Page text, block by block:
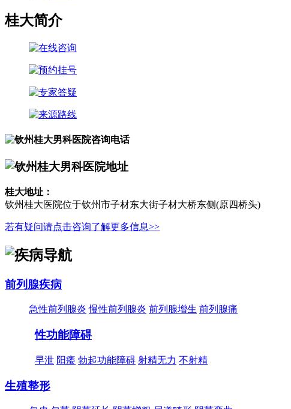
桂大简介
桂大地址：
钦州桂大医院位于钦州市子材东大街子材大桥东侧(原四桥头)
若有疑问请点击咨询了解更多信息>>
前列腺疾病
急性前列腺炎 慢性前列腺炎 前列腺增生 前列腺痛
性功能障碍
早泄 阳痿 勃起功能障碍 射精无力 不射精
生殖整形